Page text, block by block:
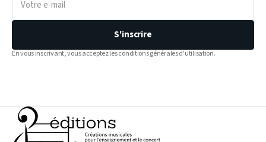
mail
S'inscrire
En vous inscrivant, vous acceptez les conditions générales d'utilisation.